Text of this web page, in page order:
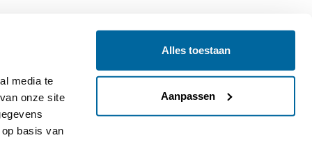
media te
onze site
basis van
Alles toestaan
Aanpassen
Colofon